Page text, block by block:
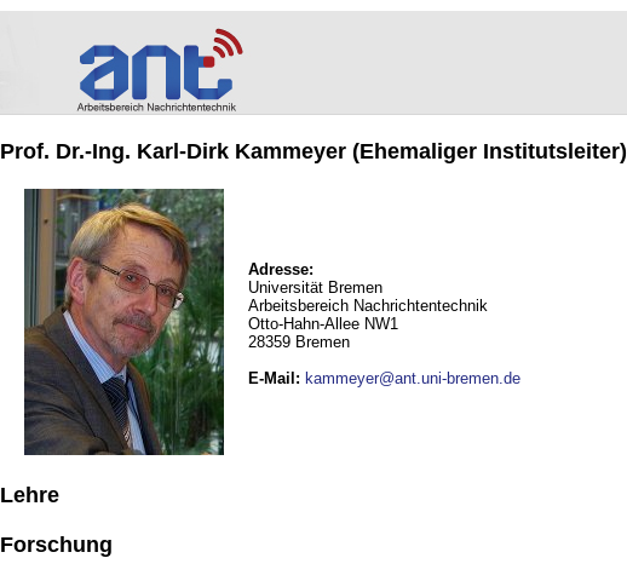
Prof. Dr.-Ing. Karl-Dirk Kammeyer (Ehemaliger Institutsleiter)
Adresse:
Universität Bremen
Arbeitsbereich Nachrichtentechnik
Otto-Hahn-Allee NW1
28359 Bremen
E-Mail : kammeyer@ant.uni-bremen.de
Lehre
Forschung